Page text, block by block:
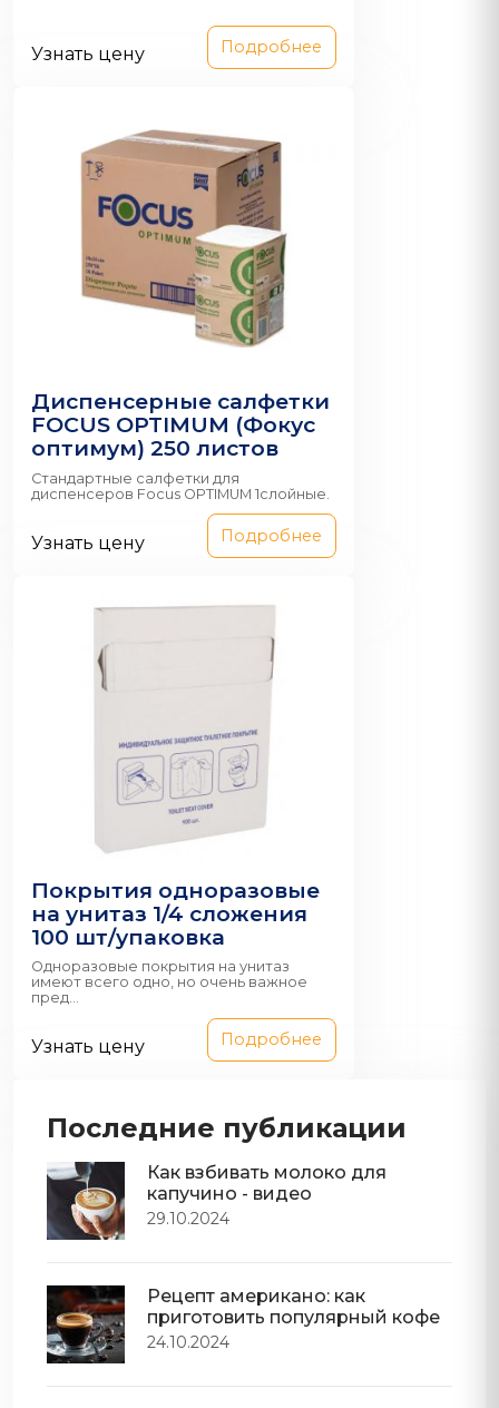
Узнать цену Подробнее
Диспенсерные салфетки
FOCUS OPTIMUM (Фокус
оптимум) 250 листов
Стандартные салфетки для
диспенсеров Focus OPTIMUM 1слойные.
Узнать цену Подробнее
Покрытия одноразовые
на унитаз 1/4 сложения
100 шт/упаковка
Одноразовые покрытия на унитаз
имеют всего одно, но очень важное
пред...
Узнать цену Подробнее
Последние публикации
Как взбивать молоко для
капучино - видео
29.10.2024
Рецепт американо: как
приготовить популярный кофе
24.10.2024